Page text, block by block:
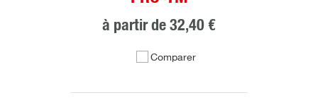
à partir de 32,40 €
Comparer